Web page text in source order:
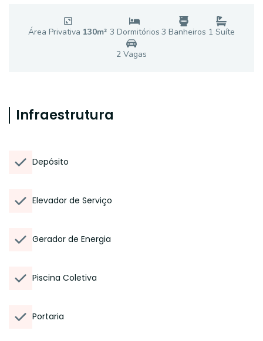
Área Privativa 130m² 3 Dormitórios 3 Banheiros 1 Suíte
2 Vagas
Infraestrutura
Depósito
Elevador de Serviço
Gerador de Energia
Piscina Coletiva
Portaria